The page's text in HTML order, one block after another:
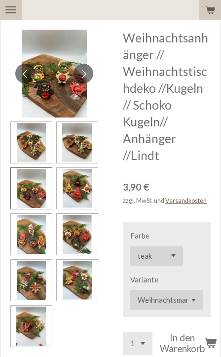
Zum
Weihnachtsanh
änger //
Weihnachtstisc
hdeko //Kugeln
// Schoko
Kugeln//
Anhänger
//Lindt
3,90 €
zzgl. MwSt. und Versandkosten
Farbe
Variante
In den
Warenkorb